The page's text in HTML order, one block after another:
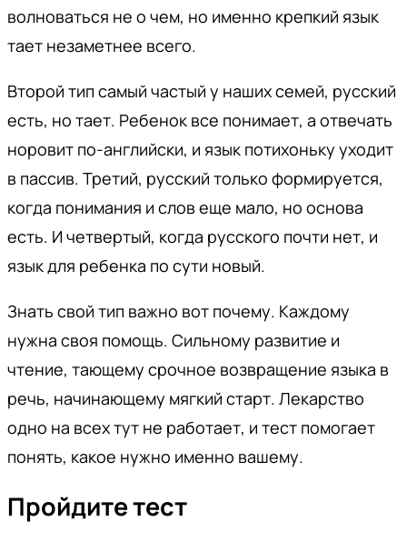
волноваться не о чем, но именно крепкий язык
тает незаметнее всего.
Второй тип самый частый у наших семей, русский
есть, но тает. Ребенок все понимает, а отвечать
норовит по-английски, и язык потихоньку уходит
в пассив. Третий, русский только формируется,
когда понимания и слов еще мало, но основа
есть. И четвертый, когда русского почти нет, и
язык для ребенка по сути новый.
Знать свой тип важно вот почему. Каждому
нужна своя помощь. Сильному развитие и
чтение, тающему срочное возвращение языка в
речь, начинающему мягкий старт. Лекарство
одно на всех тут не работает, и тест помогает
понять, какое нужно именно вашему.
Пройдите тест